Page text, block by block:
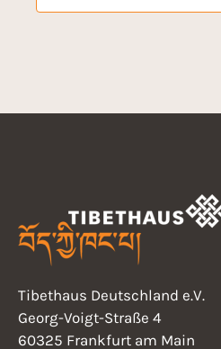
Tibethaus Deutschland e.V.
Georg-Voigt-Straße 4
60325 Frankfurt am Main